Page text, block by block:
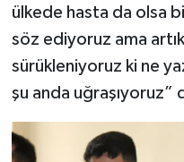
ülkede hasta da olsa
söz ediyoruz ama
sürükleniyoruz ki ne
şu anda uğraşıyoruz”